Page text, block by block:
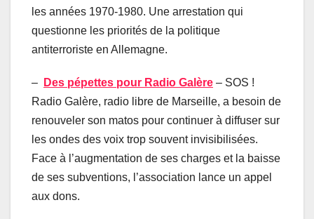
les années 1970-1980. Une arrestation qui
questionne les priorités de la politique
antiterroriste en Allemagne.
– Des pépettes pour Radio Galère – SOS !
Radio Galère, radio libre de Marseille, a besoin de
renouveler son matos pour continuer à diffuser sur
les ondes des voix trop souvent invisibilisées.
Face à l’augmentation de ses charges et la baisse
de ses subventions, l’association lance un appel
aux dons.